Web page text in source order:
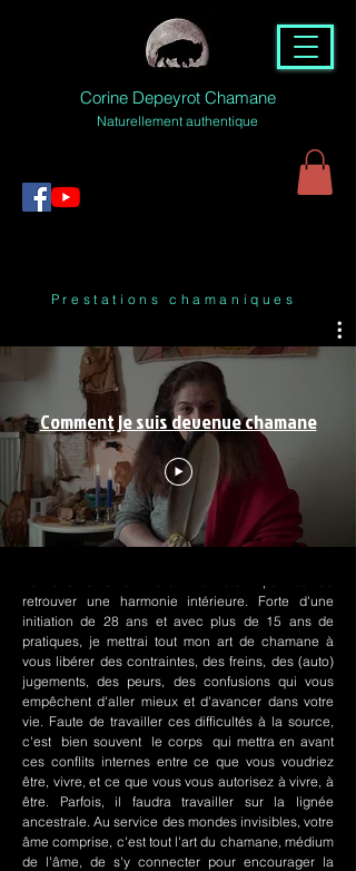
Corine Depeyrot Chamane
Naturellement authentique
Prestations chamaniques
Comment je suis devenue chamane
retrouver une harmonie intérieure. Forte d'une
initiation de 28 ans et avec plus de 15 ans de
pratiques, je mettrai tout mon art de chamane à
vous libérer des contraintes, des freins, des (auto)
jugements, des peurs, des confusions qui vous
empêchent d'aller mieux et d'avancer dans votre
vie. Faute de travailler ces difficultés à la source,
c'est bien souvent le corps qui mettra en avant
ces conflits internes entre ce que vous voudriez
être, vivre, et ce que vous vous autorisez à vivre, à
être. Parfois, il faudra travailler sur la lignée
ancestrale. Au service des mondes invisibles, votre
âme comprise, c'est tout l'art du chamane, médium
de l'âme, de s'y connecter pour encourager la